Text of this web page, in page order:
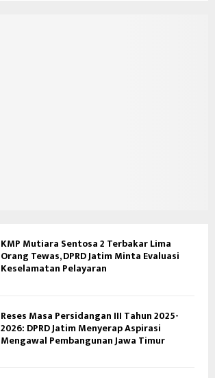
KMP Mutiara Sentosa 2 Terbakar Lima
Orang Tewas, DPRD Jatim Minta Evaluasi
Keselamatan Pelayaran
Reses Masa Persidangan III Tahun 2025-
2026: DPRD Jatim Menyerap Aspirasi
Mengawal Pembangunan Jawa Timur